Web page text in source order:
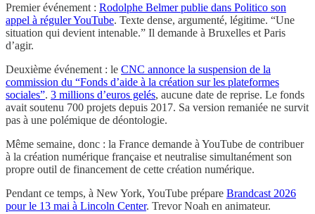
Premier événement : Rodolphe Belmer publie dans Politico son
appel à réguler YouTube. Texte dense, argumenté, légitime. “Une
situation qui devient intenable.” Il demande à Bruxelles et Paris
d’agir.
Deuxième événement : le CNC annonce la suspension de la
commission du “Fonds d’aide à la création sur les plateformes
sociales”. 3 millions d’euros gelés, aucune date de reprise. Le fonds
avait soutenu 700 projets depuis 2017. Sa version remaniée ne survit
pas à une polémique de déontologie.
Même semaine, donc : la France demande à YouTube de contribuer
à la création numérique française et neutralise simultanément son
propre outil de financement de cette création numérique.
Pendant ce temps, à New York, YouTube prépare Brandcast 2026
pour le 13 mai à Lincoln Center. Trevor Noah en animateur.